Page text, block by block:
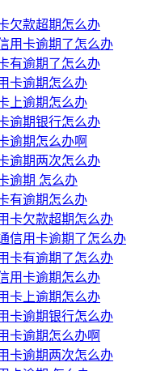
欠款超期怎么办
用卡逾期了怎么办
有逾期了怎么办
卡逾期怎么办
上逾期怎么办
逾期银行怎么办
逾期怎么办啊
逾期两次怎么办
逾期 怎么办
有逾期怎么办
卡欠款超期怎么办
信用卡逾期了怎么办
卡有逾期了怎么办
用卡逾期怎么办
卡上逾期怎么办
卡逾期银行怎么办
卡逾期怎么办啊
卡逾期两次怎么办